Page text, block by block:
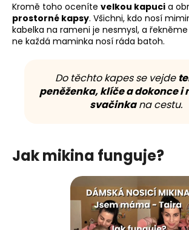
Kromě toho oceníte velkou kapuci a
prostorné kapsy. Všichni, kdo nosí
kabelka na rameni je nesmysl, a
ne každá maminka nosí ráda batoh.
Do těchto kapes se vejde
peněženka, klíče a dokonce i
svačinkana cestu.
Jak mikina funguje?